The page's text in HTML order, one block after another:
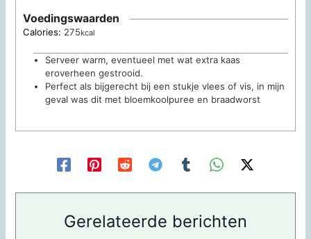
Voedingswaarden
Calories: 275kcal
Serveer warm, eventueel met wat extra kaas
eroverheen gestrooid.
Perfect als bijgerecht bij een stukje vlees of vis, in mijn
geval was dit met bloemkoolpuree en braadworst
Gerelateerde berichten